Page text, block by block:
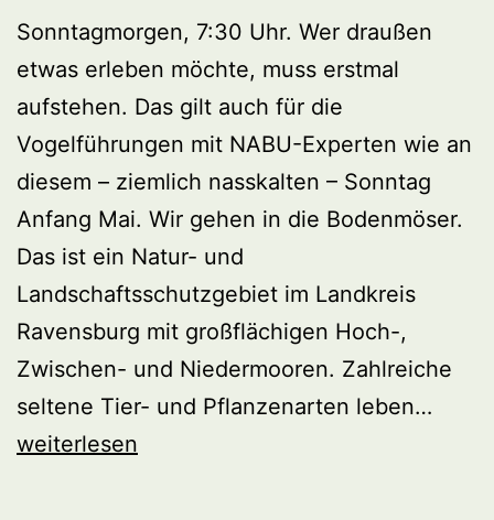
Sonntagmorgen, 7:30 Uhr. Wer draußen
etwas erleben möchte, muss erstmal
aufstehen. Das gilt auch für die
Vogelführungen mit NABU-Experten wie an
diesem – ziemlich nasskalten – Sonntag
Anfang Mai. Wir gehen in die Bodenmöser.
Das ist ein Natur- und
Landschaftsschutzgebiet im Landkreis
Ravensburg mit großflächigen Hoch-,
Zwischen- und Niedermooren. Zahlreiche
seltene Tier- und Pflanzenarten leben…
weiterlesen